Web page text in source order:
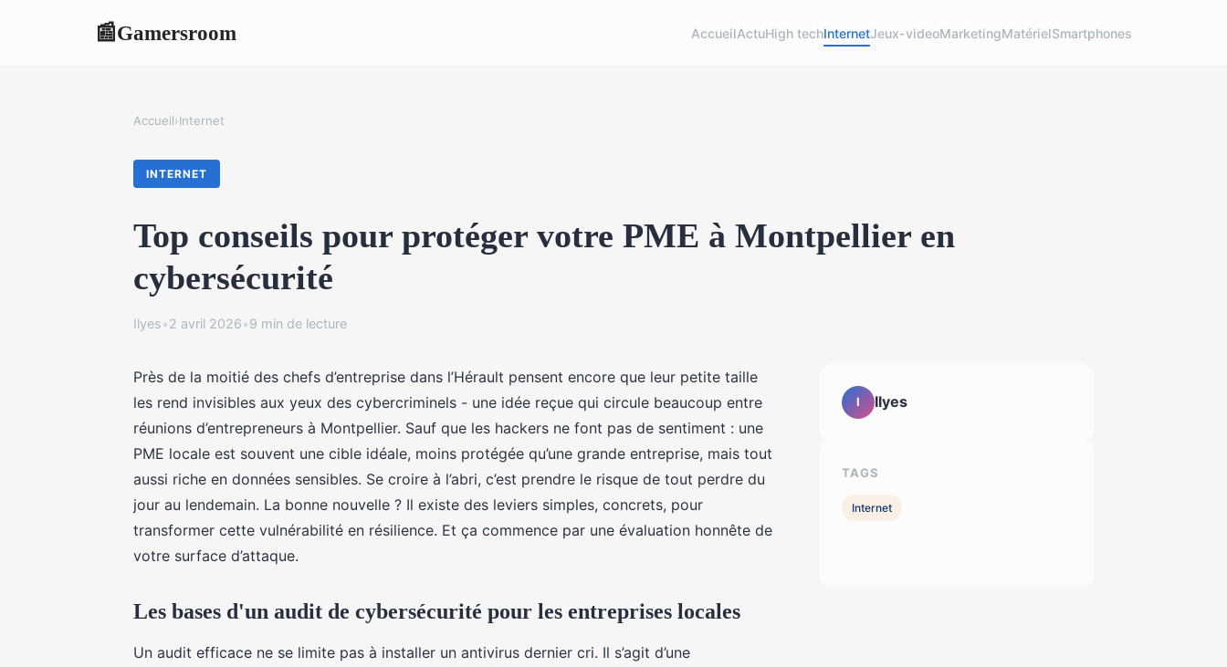
📰Gamersroom AccueilActuHigh techInternetJeux-videoMarketingMatérielSmartphones
Accueil›Internet
INTERNET
Top conseils pour protéger votre PME à Montpellier en
cybersécurité
Ilyes•2 avril 2026•9 min de lecture
Près de la moitié des chefs d’entreprise dans l’Hérault pensent encore que leur petite taille
les rend invisibles aux yeux des cybercriminels - une idée reçue qui circule beaucoup entre
réunions d’entrepreneurs à Montpellier. Sauf que les hackers ne font pas de sentiment : une
PME locale est souvent une cible idéale, moins protégée qu’une grande entreprise, mais tout
aussi riche en données sensibles. Se croire à l’abri, c’est prendre le risque de tout perdre du
jour au lendemain. La bonne nouvelle ? Il existe des leviers simples, concrets, pour
transformer cette vulnérabilité en résilience. Et ça commence par une évaluation honnête de
votre surface d’attaque.
Les bases d'un audit de cybersécurité pour les entreprises locales
Un audit efficace ne se limite pas à installer un antivirus dernier cri. Il s’agit d’une
I Ilyes
TAGS
Internet